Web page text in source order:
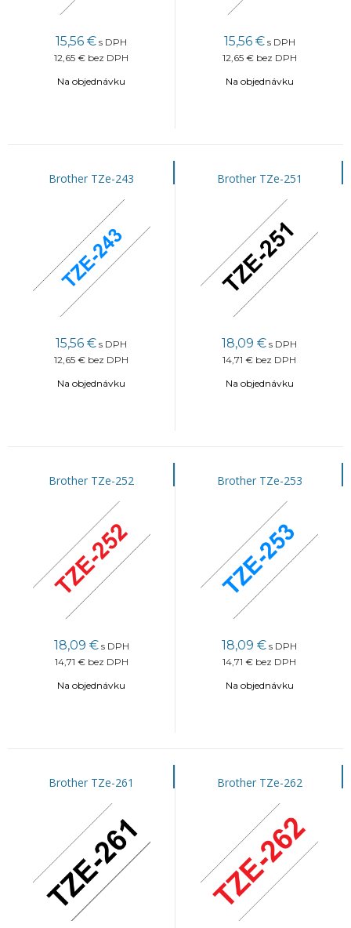
15,56 € s DPH
12,65 € bez DPH
Na objednávku
15,56 € s DPH
12,65 € bez DPH
Na objednávku
Brother TZe-243
15,56 € s DPH
12,65 € bez DPH
Na objednávku
Brother TZe-251
18,09 € s DPH
14,71 € bez DPH
Na objednávku
Brother TZe-252
18,09 € s DPH
14,71 € bez DPH
Na objednávku
Brother TZe-253
18,09 € s DPH
14,71 € bez DPH
Na objednávku
Brother TZe-261 Brother TZe-262